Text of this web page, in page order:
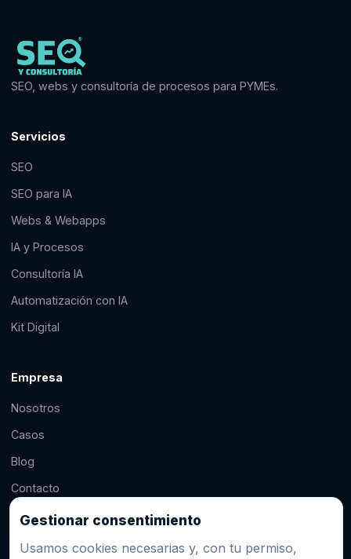
SEO, webs y consultoría de procesos para PYMEs.
Servicios
SEO
SEO para IA
Webs & Webapps
IA y Procesos
Consultoría IA
Automatización con IA
Kit Digital
Empresa
Nosotros
Casos
Blog
Contacto
Gestionar consentimiento
Usamos cookies necesarias y, con tu permiso,